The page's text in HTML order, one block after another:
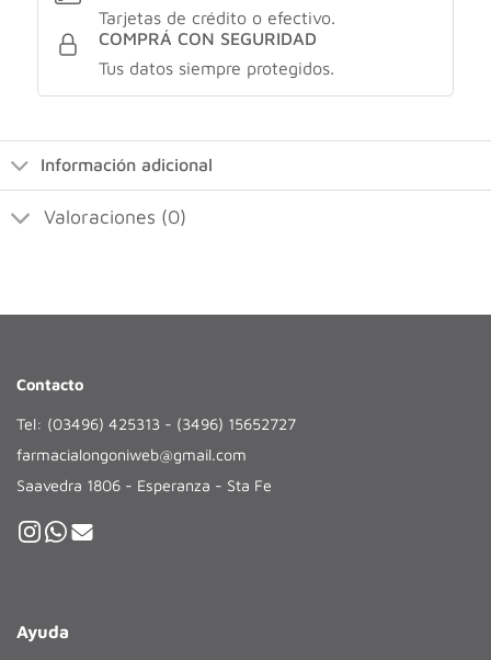
Tarjetas de crédito o efectivo.
COMPRÁ CON SEGURIDAD
Tus datos siempre protegidos.
Información adicional
Valoraciones (0)
Contacto
Tel: (03496) 425313 - (3496) 15652727
farmacialongoniweb@gmail.com
Saavedra 1806 - Esperanza - Sta Fe
Ayuda